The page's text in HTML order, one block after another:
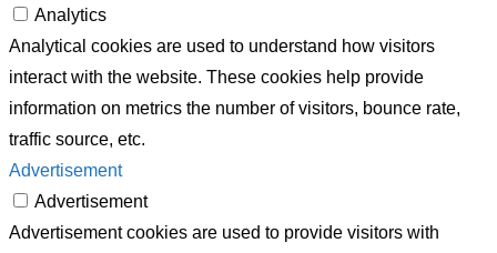
Analytics
Analytical cookies are used to understand how visitors
interact with the website. These cookies help provide
information on metrics the number of visitors, bounce rate,
traffic source, etc.
Advertisement
Advertisement
Advertisement cookies are used to provide visitors with